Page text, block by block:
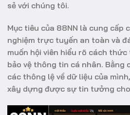
sẻ với chúng tôi.
Mục tiêu của 88NN là cung cấp
nghiệm trực tuyến an toàn và
muốn hội viên hiểu rõ cách
bảo vệ thông tin cá nhân. Bằng
các thông lệ về dữ liệu của
xây dựng được sự tin tưởng